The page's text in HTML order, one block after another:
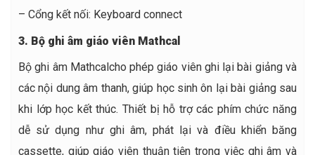
– Cổng kết nối: Keyboard connect
3. Bộ ghi âm giáo viên Mathcal
Bộ ghi âm Mathcalcho phép giáo viên ghi lại bài giảng và
các nội dung âm thanh, giúp học sinh ôn lại bài giảng sau
khi lớp học kết thúc. Thiết bị hỗ trợ các phím chức năng
dễ sử dụng như ghi âm, phát lại và điều khiển băng
cassette, giúp giáo viên thuận tiện trong việc ghi âm và